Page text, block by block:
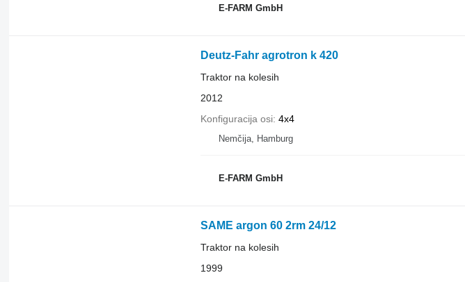
E-FARM GmbH
Deutz-Fahr agrotron k 420
Traktor na kolesih
2012
Konfiguracija osi 4x4
Nemčija, Hamburg
E-FARM GmbH
SAME argon 60 2rm 24/12
Traktor na kolesih
1999